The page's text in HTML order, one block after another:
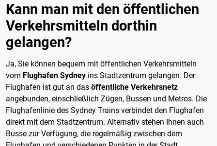
Kann man mit den öffentlichen
Verkehrsmitteln dorthin
gelangen?
Ja, Sie können bequem mit öffentlichen Verkehrsmitteln
vom Flughafen Sydney ins Stadtzentrum gelangen. Der
Flughafen ist gut an das öffentliche Verkehrsnetz
angebunden, einschließlich Zügen, Bussen und Metros. Die
Flughafenlinie des Sydney Trains verbindet den Flughafen
direkt mit dem Stadtzentrum. Alternativ stehen Ihnen auch
Busse zur Verfügung, die regelmäßig zwischen dem